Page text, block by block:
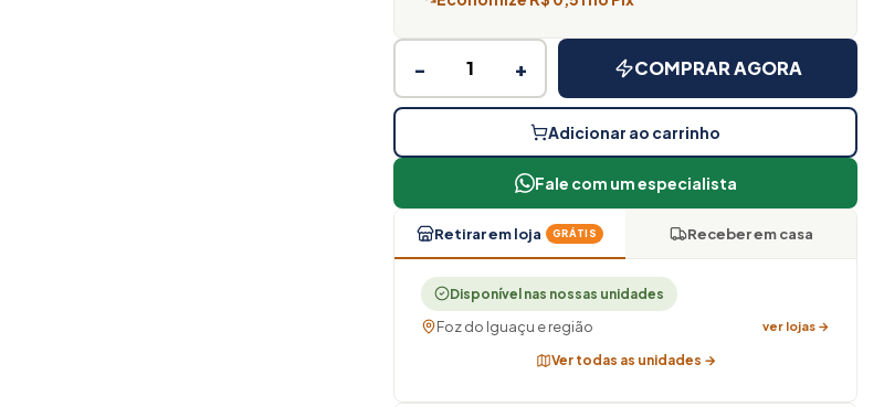
− + COMPRAR AGORA
Adicionar ao carrinho
Fale com um especialista
Retirar em loja GRÁTIS Receber em casa
Disponível nas nossas unidades
Foz do Iguaçu e região ver lojas →
Ver todas as unidades →